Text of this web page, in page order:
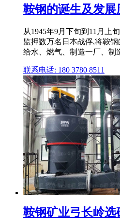
鞍钢的诞生及发展
从1945年9月下旬到11月上
监押数万名日本战俘,将鞍钢
给水、燃气、制造一厂、制
联系电话: 180 3780 8511
鞍钢矿业弓长岭选